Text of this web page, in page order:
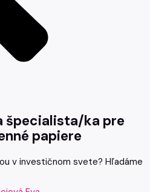
ka pre
papiere
v investičnom svete? Hľadáme